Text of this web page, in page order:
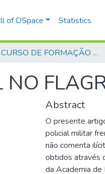
of DSpace Statistics
CURSO DE FORMAÇÃO DE PRAÇAS - CFP - 2018
Abstract
O presente
policial militar
não comenta
obtidos através
da Academia